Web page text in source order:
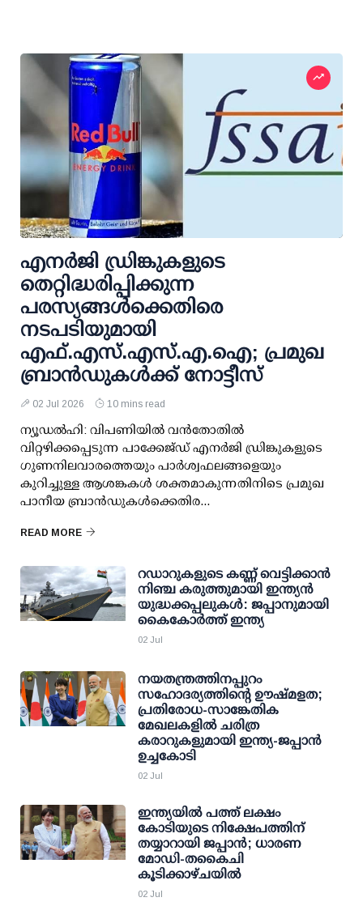
എനര്‍ജി ഡ്രിങ്കുകളുടെ
തെറ്റിദ്ധരിപ്പിക്കുന്ന
പരസ്യങ്ങള്‍ക്കെതിരെ
നടപടിയുമായി
എഫ്.എസ്.എസ്.എ.ഐ; പ്രമുഖ
ബ്രാന്‍ഡുകള്‍ക്ക് നോട്ടീസ്
02 Jul 2026 10 mins read
ന്യൂഡല്‍ഹി: വിപണിയില്‍ വന്‍തോതില്‍
വിറ്റഴിക്കപ്പെടുന്ന പാക്കേജ്ഡ് എനര്‍ജി ഡ്രിങ്കുകളുടെ
ഗുണനിലവാരത്തെയും പാര്‍ശ്വഫലങ്ങളെയും
കുറിച്ചുള്ള ആശങ്കകള്‍ ശക്തമാകുന്നതിനിടെ പ്രമുഖ
പാനീയ ബ്രാന്‍ഡുകള്‍ക്കെതിര...
READ MORE
റഡാറുകളുടെ കണ്ണ് വെട്ടിക്കാന്‍
നിഞ്ച കരുത്തുമായി ഇന്ത്യന്‍
യുദ്ധക്കപ്പലുകള്‍: ജപ്പാനുമായി
കൈകോര്‍ത്ത് ഇന്ത്യ
02 Jul
നയതന്ത്രത്തിനപ്പുറം
സഹോദര്യത്തിന്റെ ഊഷ്മളത;
പ്രതിരോധ-സാങ്കേതിക
മേഖലകളില്‍ ചരിത്ര
കരാറുകളുമായി ഇന്ത്യ-ജപ്പാന്‍
ഉച്ചകോടി
02 Jul
ഇന്ത്യയില്‍ പത്ത് ലക്ഷം
കോടിയുടെ നിക്ഷേപത്തിന്
തയ്യാറായി ജപ്പാന്‍; ധാരണ
മോഡി-തകൈചി
കൂടിക്കാഴ്ചയില്‍
02 Jul